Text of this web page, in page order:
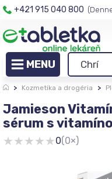
+421 915 040 800
> Kozmetika a drogéria >
Jamieson
sérum s
★★★★★0(0×)